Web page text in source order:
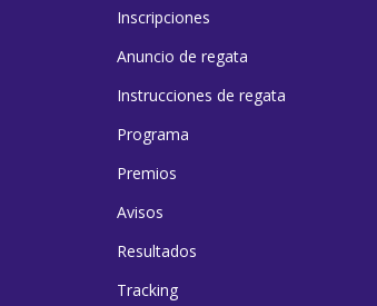
Inscripciones
Anuncio de regata
Instrucciones de regata
Programa
Premios
Avisos
Resultados
Tracking